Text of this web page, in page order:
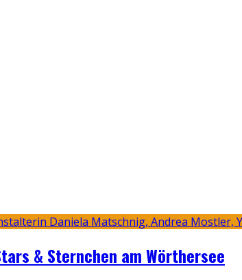
& Sternchen am Wörthersee